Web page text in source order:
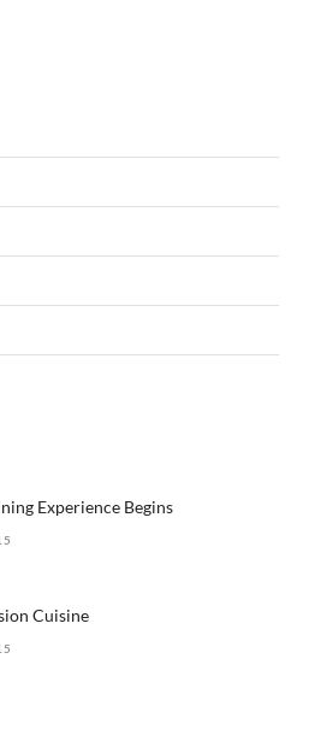
Experience Begins
Cuisine